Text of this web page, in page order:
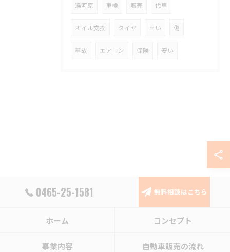
湯河原 車検 販売 代車
オイル交換 タイヤ 早い 傷
事故 エアコン 保険 安い
0465-25-1581 無料相談はこちら
ホーム コンセプト
事業内容 自動車販売の流れ